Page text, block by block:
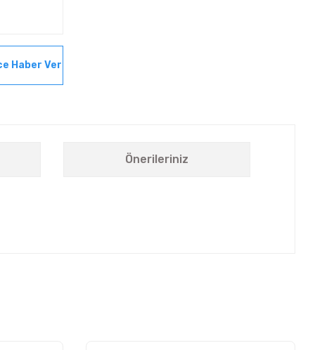
Haber Ver
Önerileriniz